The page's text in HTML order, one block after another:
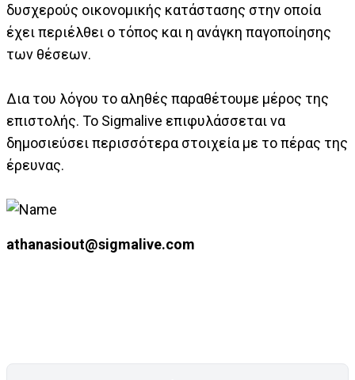
δυσχερούς οικονομικής κατάστασης στην οποία
έχει περιέλθει ο τόπος και η ανάγκη παγοποίησης
των θέσεων.
Δια του λόγου το αληθές παραθέτουμε μέρος της
επιστολής. Το Sigmalive επιφυλάσσεται να
δημοσιεύσει περισσότερα στοιχεία με το πέρας της
έρευνας.
athanasiout@sigmalive.com